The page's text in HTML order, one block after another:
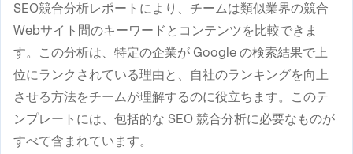
SEO競合分析レポートにより、チームは類似業界の競合
Webサイト間のキーワードとコンテンツを比較できま
す。この分析は、特定の企業が Google の検索結果で上
位にランクされている理由と、自社のランキングを向上
させる方法をチームが理解するのに役立ちます。このテ
ンプレートには、包括的な SEO 競合分析に必要なものが
すべて含まれています。